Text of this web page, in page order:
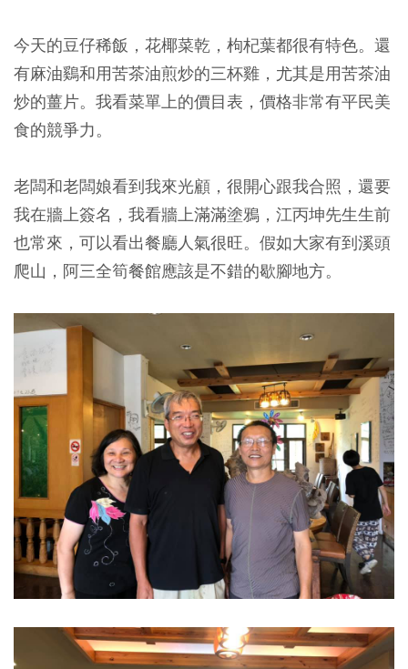
今天的豆仔稀飯，花椰菜乾，枸杞葉都很有特色。還
有麻油鷄和用苦茶油煎炒的三杯雞，尤其是用苦茶油
炒的薑片。我看菜單上的價目表，價格非常有平民美
食的競爭力。
老闆和老闆娘看到我來光顧，很開心跟我合照，還要
我在牆上簽名，我看牆上滿滿塗鴉，江丙坤先生生前
也常來，可以看出餐廳人氣很旺。假如大家有到溪頭
爬山，阿三全筍餐館應該是不錯的歇腳地方。